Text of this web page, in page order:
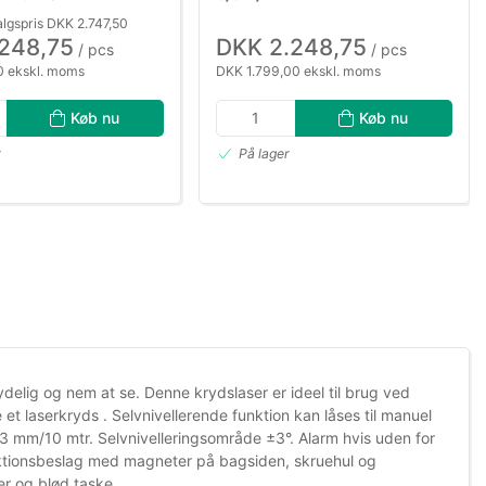
DKK 2.747,50
/ pcs
ekskl. moms
Køb nu
DKK 2.248,75 / pcs
DKK 1.799,00 ekskl. moms
Køb nu
På lager
og nem at se. Denne krydslaser er ideel til brug ved
laserkryds . Selvnivellerende funktion kan låses til manuel
10 mtr. Selvnivelleringsområde ±3°. Alarm hvis uden for
med magneter på bagsiden, skruehul og